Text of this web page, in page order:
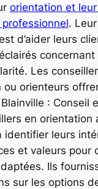
orientation et
.
d’aider leurs
concernant
Les
ou orienteurs
: Conseil
en orientation
identifier leurs
et valeurs pour
Ils
sur les options